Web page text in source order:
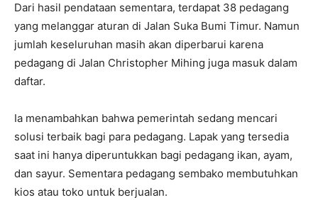
Dari hasil pendataan sementara, terdapat 38 pedagang
yang melanggar aturan di Jalan Suka Bumi Timur. Namun
jumlah keseluruhan masih akan diperbarui karena
pedagang di Jalan Christopher Mihing juga masuk dalam
daftar.
Ia menambahkan bahwa pemerintah sedang mencari
solusi terbaik bagi para pedagang. Lapak yang tersedia
saat ini hanya diperuntukkan bagi pedagang ikan, ayam,
dan sayur. Sementara pedagang sembako membutuhkan
kios atau toko untuk berjualan.